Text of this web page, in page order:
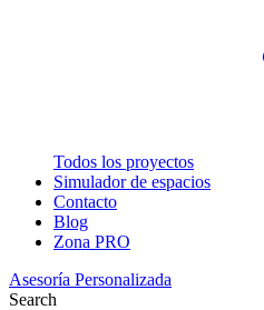
Todos los proyectos
Simulador de espacios
Contacto
Blog
Zona PRO
Asesoría Personalizada
Search